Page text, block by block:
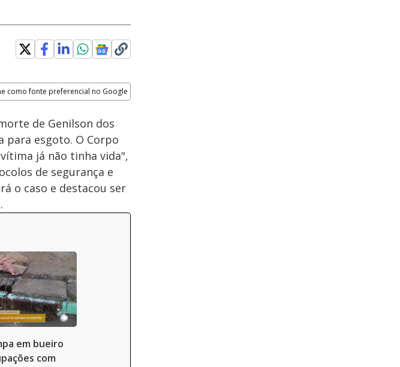
como fonte preferencial no Google
de Genilson dos
para esgoto. O Corpo
já não tinha vida",
de segurança e
o caso e destacou ser
em bueiro
com